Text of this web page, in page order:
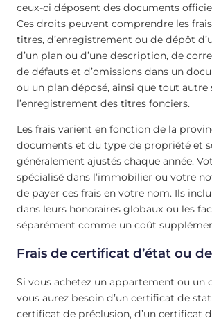
ceux-ci déposent des documents
Ces droits peuvent comprendre les
titres, d’enregistrement ou de dépôt
d’un plan ou d’une description, de
de défauts et d’omissions dans un
ou un plan déposé, ainsi que tout autre
l’enregistrement des titres fonciers.
Les frais varient en fonction de la
documents et du type de propriété et
généralement ajustés chaque année.
spécialisé dans l’immobilier ou votre
de payer ces frais en votre nom. Ils
dans leurs honoraires globaux ou les
séparément comme un coût
Frais de certificat d’état ou
Si vous achetez un appartement ou un
vous aurez besoin d’un certificat de
certificat de préclusion, d’un certificat